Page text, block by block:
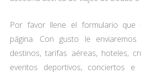
Por favor llene el formulario que
página. Con gusto le enviaremos
destinos, tarifas aéreas, hoteles,
eventos deportivos, conciertos e